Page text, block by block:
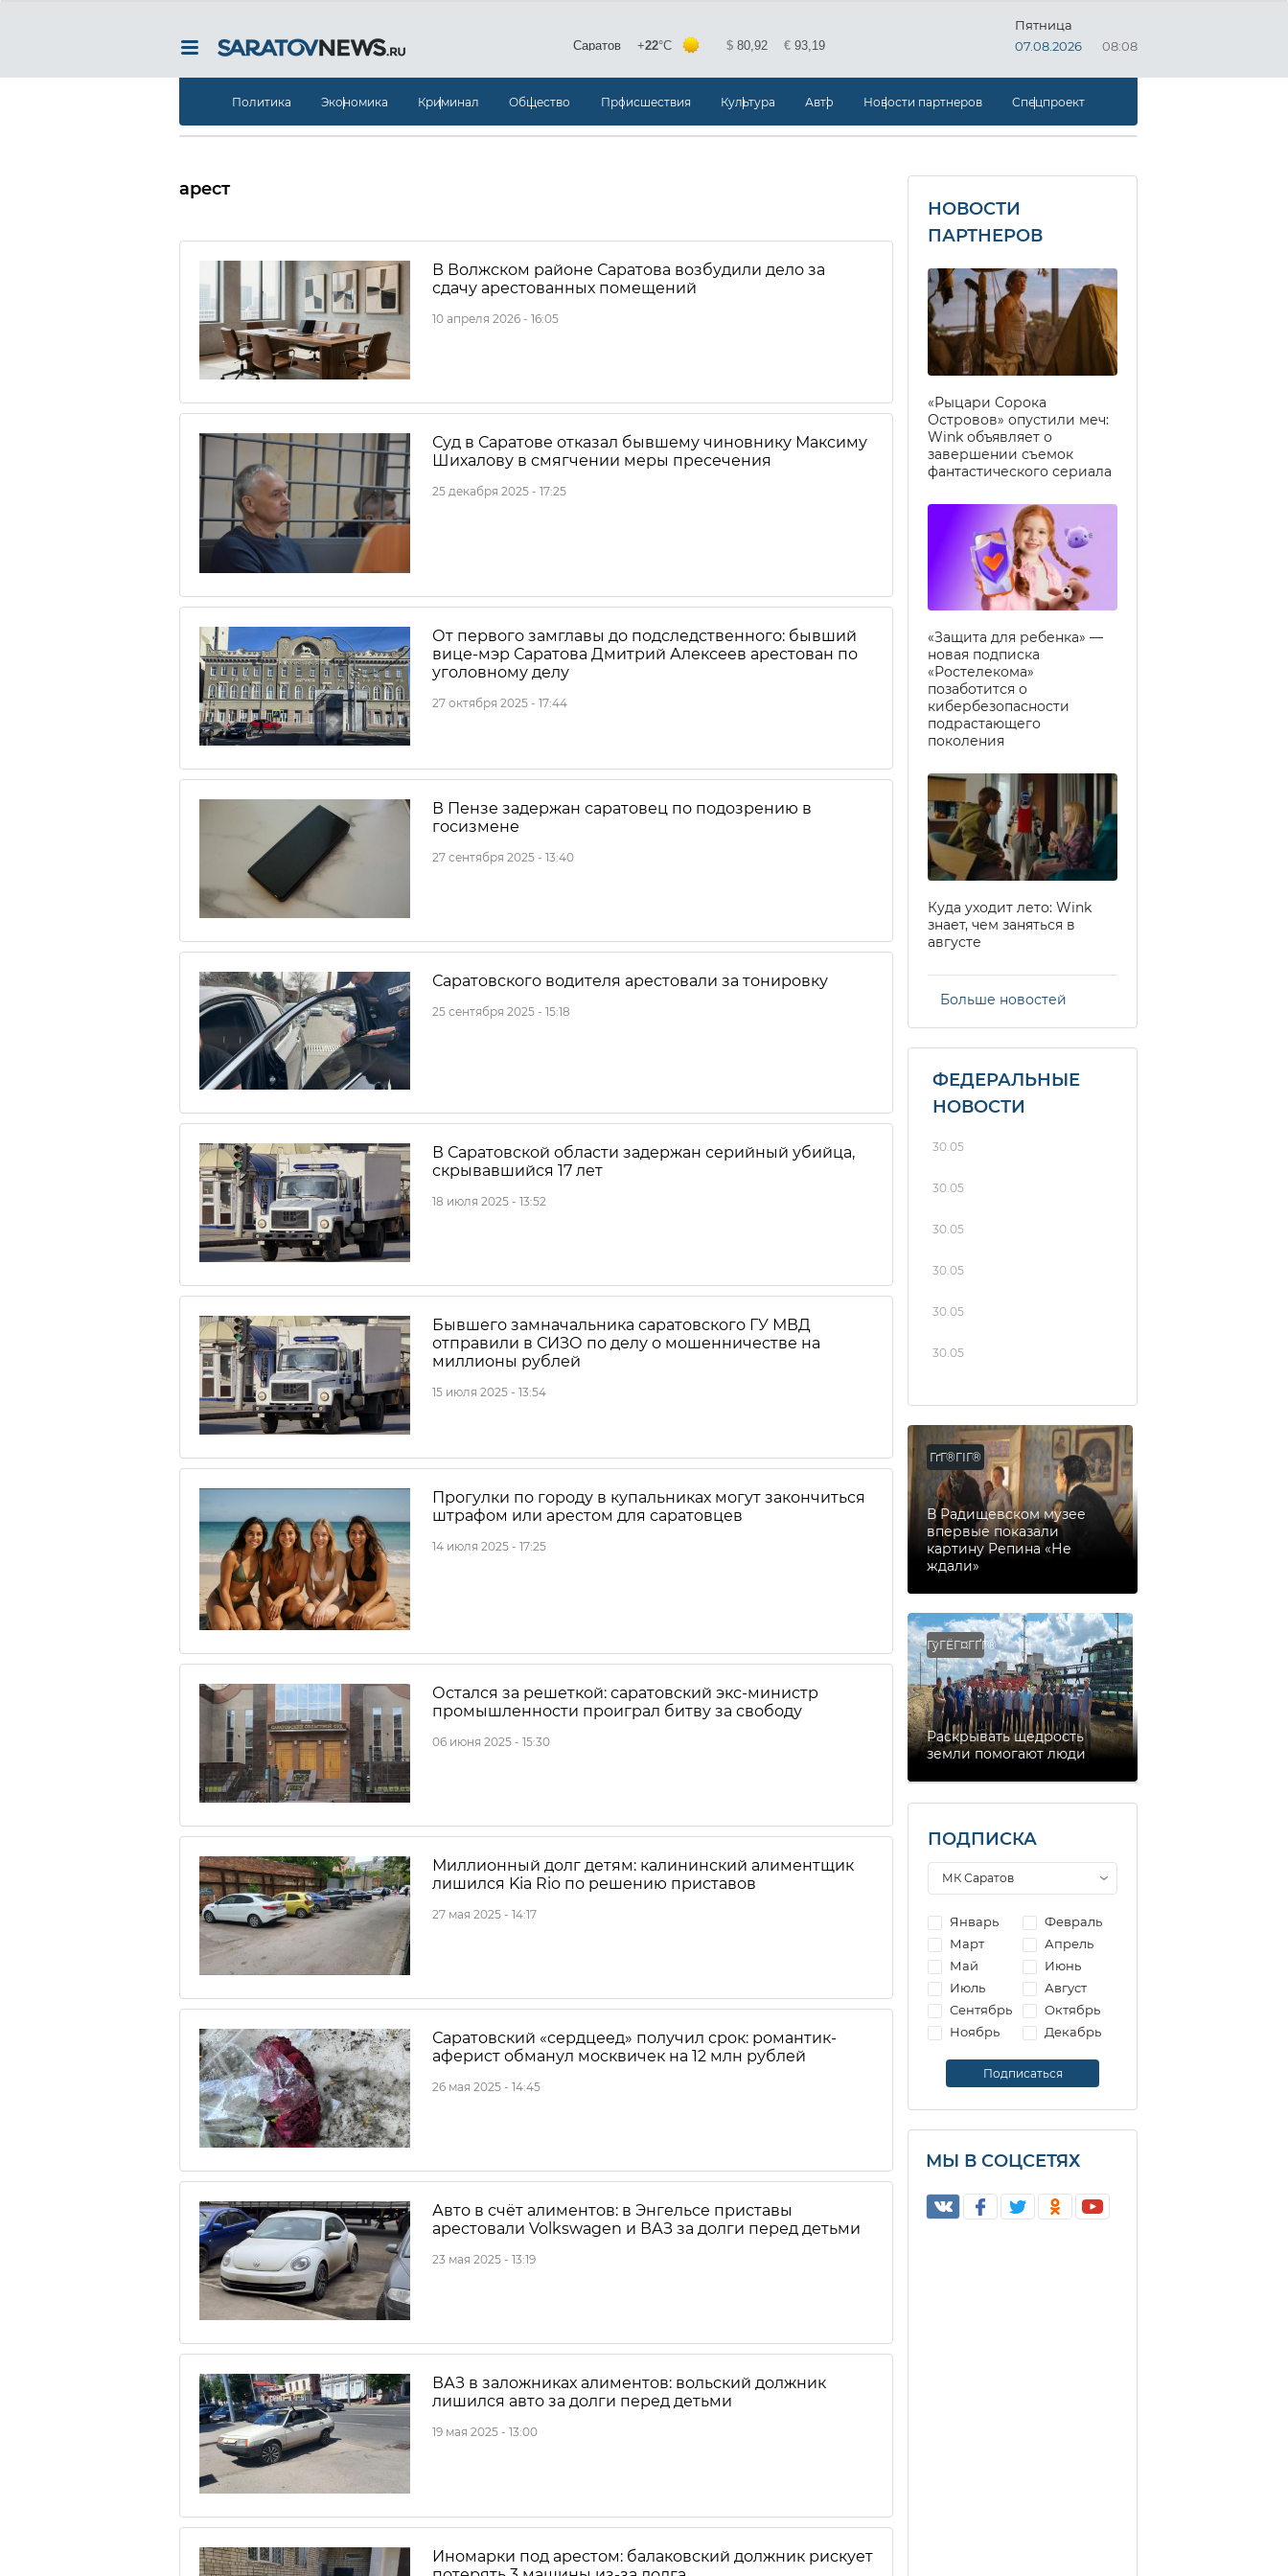
Пятница
07.08.2026
08:08
Политика Экономика Криминал Общество Происшествия Культура Авто Новости партнеров Спецпроект
арест
В Волжском районе Саратова возбудили дело за
сдачу арестованных помещений
10 апреля 2026 - 16:05
Суд в Саратове отказал бывшему чиновнику Максиму
Шихалову в смягчении меры пресечения
25 декабря 2025 - 17:25
От первого замглавы до подследственного: бывший
вице-мэр Саратова Дмитрий Алексеев арестован по
уголовному делу
27 октября 2025 - 17:44
В Пензе задержан саратовец по подозрению в
госизмене
27 сентября 2025 - 13:40
Саратовского водителя арестовали за тонировку
25 сентября 2025 - 15:18
В Саратовской области задержан серийный убийца,
скрывавшийся 17 лет
18 июля 2025 - 13:52
Бывшего замначальника саратовского ГУ МВД
отправили в СИЗО по делу о мошенничестве на
миллионы рублей
15 июля 2025 - 13:54
Прогулки по городу в купальниках могут закончиться
штрафом или арестом для саратовцев
14 июля 2025 - 17:25
Остался за решеткой: саратовский экс-министр
промышленности проиграл битву за свободу
06 июня 2025 - 15:30
Миллионный долг детям: калининский алиментщик
лишился Kia Rio по решению приставов
27 мая 2025 - 14:17
Саратовский «сердцеед» получил срок: романтик-
аферист обманул москвичек на 12 млн рублей
26 мая 2025 - 14:45
Авто в счёт алиментов: в Энгельсе приставы
арестовали Volkswagen и ВАЗ за долги перед детьми
23 мая 2025 - 13:19
ВАЗ в заложниках алиментов: вольский должник
лишился авто за долги перед детьми
19 мая 2025 - 13:00
Иномарки под арестом: балаковский должник рискует
НОВОСТИ
ПАРТНЕРОВ
«Рыцари Сорока
Островов» опустили меч:
Wink объявляет о
завершении съемок
фантастического сериала
«Защита для ребенка» —
новая подписка
«Ростелекома»
позаботится о
кибербезопасности
подрастающего
поколения
Куда уходит лето: Wink
знает, чем заняться в
августе
Больше новостей
ФЕДЕРАЛЬНЫЕ
НОВОСТИ
30.05
30.05
30.05
30.05
30.05
30.05
ГґГ®ГІГ®
В Радищевском музее
впервые показали
картину Репина «Не
ждали»
ГўГЁГ¤ГҐГ®
Раскрывать щедрость
земли помогают люди
ПОДПИСКА
Январь
Февраль
Март
Апрель
Май
Июнь
Июль
Август
Сентябрь
Октябрь
Ноябрь
Декабрь
МЫ В СОЦСЕТЯХ